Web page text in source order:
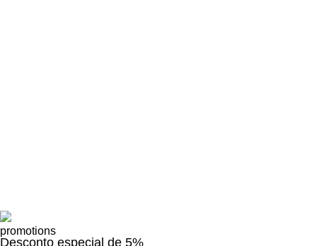
Desconto especial de 5%